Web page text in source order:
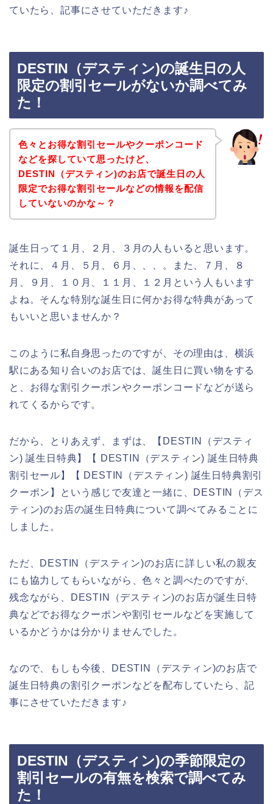
ていたら、記事にさせていただきます♪
DESTIN（デスティン)の誕生日の人
限定の割引セールがないか調べてみ
た！
色々とお得な割引セールやクーポンコード
などを探していて思ったけど、
DESTIN（デスティン)のお店で誕生日の人
限定でお得な割引セールなどの情報を配信
していないのかな～？
誕生日って１月、２月、３月の人もいると思います。
それに、４月、５月、６月、、、。また、７月、８
月、９月、１０月、１１月、１２月という人もいます
よね。そんな特別な誕生日に何かお得な特典があって
もいいと思いませんか？
このように私自身思ったのですが、その理由は、横浜
駅にある知り合いのお店では、誕生日に買い物をする
と、お得な割引クーポンやクーポンコードなどが送ら
れてくるからです。
だから、とりあえず、まずは、【DESTIN（デスティ
ン) 誕生日特典】【 DESTIN（デスティン) 誕生日特典
割引セール】【 DESTIN（デスティン) 誕生日特典割引
クーポン】という感じで友達と一緒に、DESTIN（デス
ティン)のお店の誕生日特典について調べてみることに
しました。
ただ、DESTIN（デスティン)のお店に詳しい私の親友
にも協力してもらいながら、色々と調べたのですが、
残念ながら、DESTIN（デスティン)のお店が誕生日特
典などでお得なクーポンや割引セールなどを実施して
いるかどうかは分かりませんでした。
なので、もしも今後、DESTIN（デスティン)のお店で
誕生日特典の割引クーポンなどを配布していたら、記
事にさせていただきます♪
DESTIN（デスティン)の季節限定の
割引セールの有無を検索で調べてみ
た！